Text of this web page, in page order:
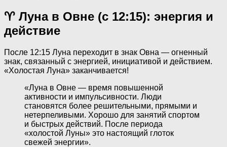
♈ Луна в Овне (с 12:15): энергия и
действие
После 12:15 Луна переходит в знак Овна — огненный
знак, связанный с энергией, инициативой и действием.
«Холостая Луна» заканчивается!
«Луна в Овне — время повышенной
активности и импульсивности. Люди
становятся более решительными, прямыми и
нетерпеливыми. Хорошо для занятий спортом
и быстрых действий. После периода
«холостой Луны» это настоящий глоток
свежей энергии».